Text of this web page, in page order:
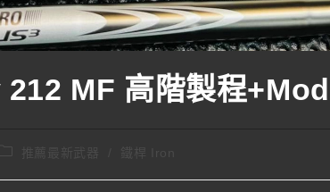
MF 高階製程
鐵桿 Iron